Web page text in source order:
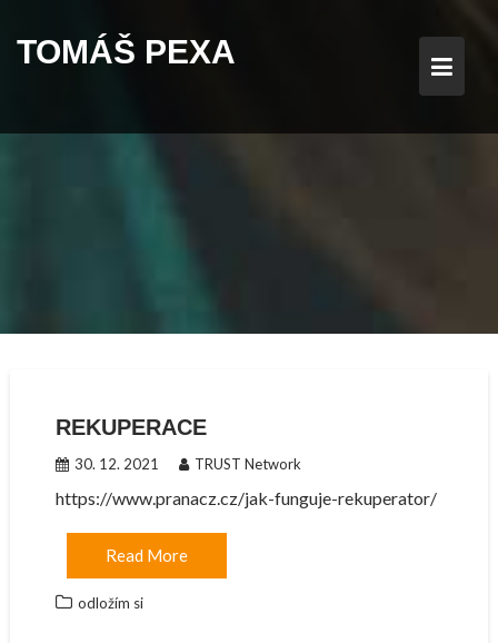
content
TOMÁŠ PEXA
REKUPERACE
30. 12. 2021 TRUST Network
https://www.pranacz.cz/jak-funguje-rekuperator/
Read More
odložím si